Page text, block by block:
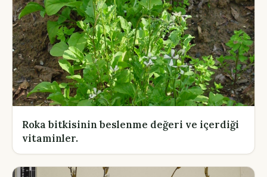
Roka bitkisinin beslenme değeri ve içerdiği
vitaminler.